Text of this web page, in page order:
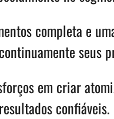
completa e
seus
em criar
confiáveis.